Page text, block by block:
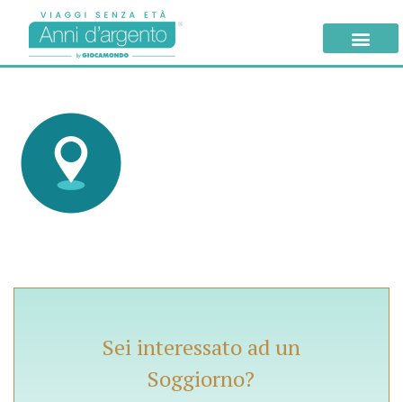
Sei interessato ad un
Soggiorno?